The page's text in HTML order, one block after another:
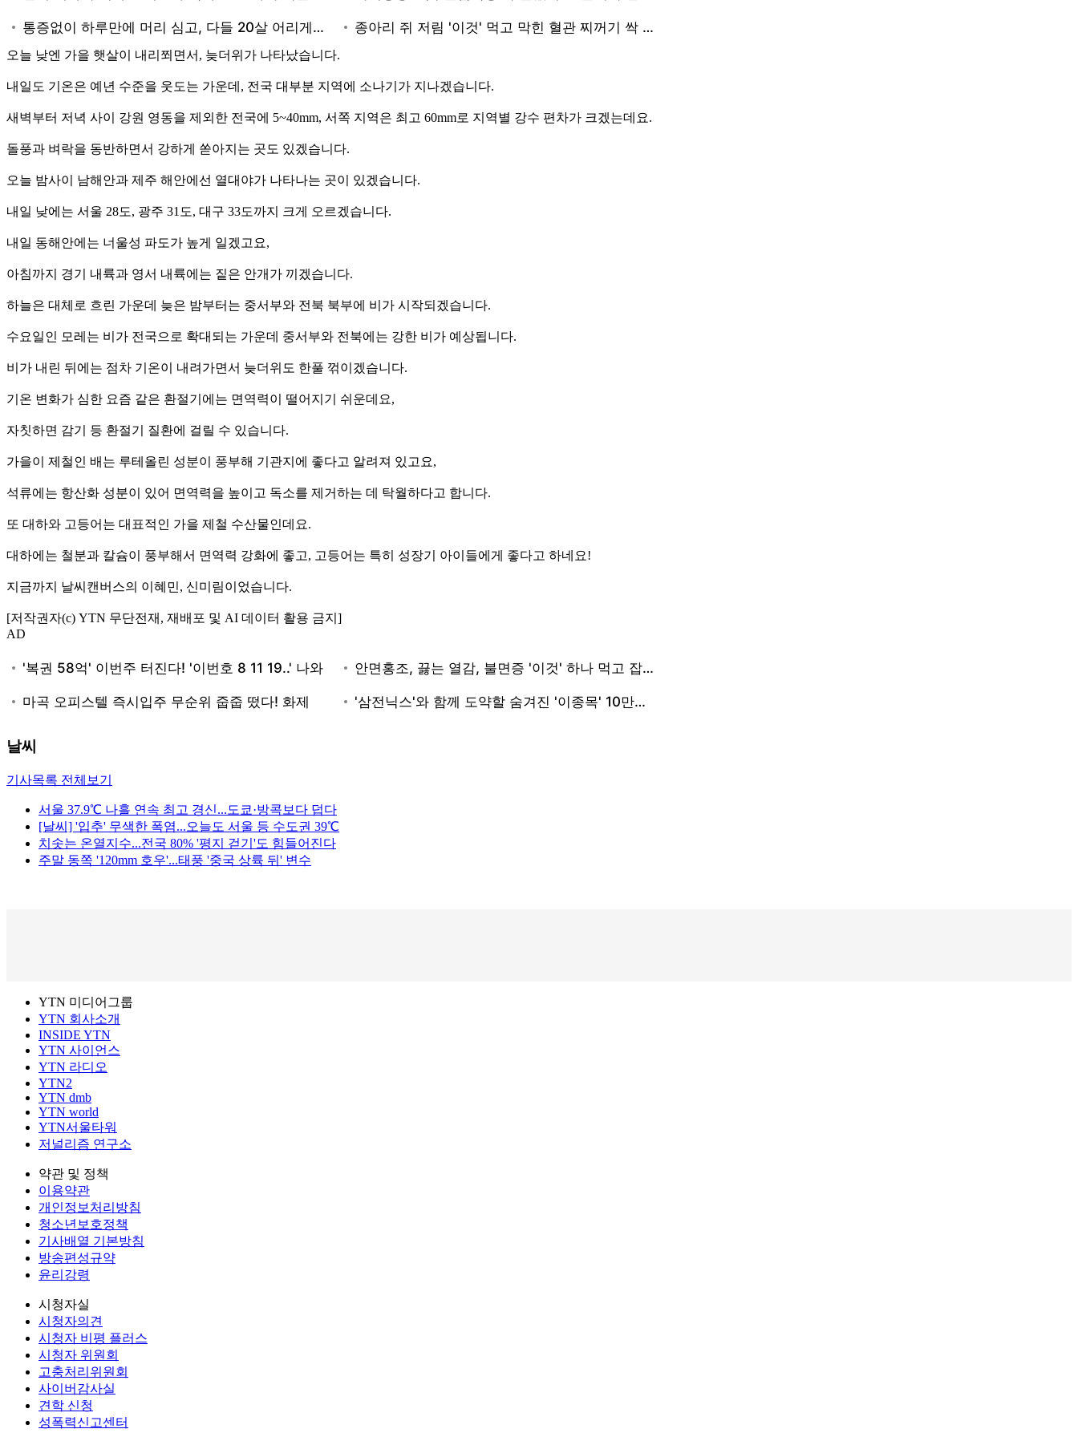
오늘 낮엔 가을 햇살이 내리쬐면서, 늦더위가 나타났습니다.
내일도 기온은 예년 수준을 웃도는 가운데, 전국 대부분 지역에 소나기가 지나겠습니다.
새벽부터 저녁 사이 강원 영동을 제외한 전국에 5~40mm, 서쪽 지역은 최고 60mm로 지역별 강수 편차가 크겠는데요.
돌풍과 벼락을 동반하면서 강하게 쏟아지는 곳도 있겠습니다.
오늘 밤사이 남해안과 제주 해안에선 열대야가 나타나는 곳이 있겠습니다.
내일 낮에는 서울 28도, 광주 31도, 대구 33도까지 크게 오르겠습니다.
내일 동해안에는 너울성 파도가 높게 일겠고요,
아침까지 경기 내륙과 영서 내륙에는 짙은 안개가 끼겠습니다.
하늘은 대체로 흐린 가운데 늦은 밤부터는 중서부와 전북 북부에 비가 시작되겠습니다.
수요일인 모레는 비가 전국으로 확대되는 가운데 중서부와 전북에는 강한 비가 예상됩니다.
비가 내린 뒤에는 점차 기온이 내려가면서 늦더위도 한풀 꺾이겠습니다.
기온 변화가 심한 요즘 같은 환절기에는 면역력이 떨어지기 쉬운데요,
자칫하면 감기 등 환절기 질환에 걸릴 수 있습니다.
가을이 제철인 배는 루테올린 성분이 풍부해 기관지에 좋다고 알려져 있고요,
석류에는 항산화 성분이 있어 면역력을 높이고 독소를 제거하는 데 탁월하다고 합니다.
또 대하와 고등어는 대표적인 가을 제철 수산물인데요.
대하에는 철분과 칼슘이 풍부해서 면역력 강화에 좋고, 고등어는 특히 성장기 아이들에게 좋다고 하네요!
지금까지 날씨캔버스의 이혜민, 신미림이었습니다.
[저작권자(c) YTN 무단전재, 재배포 및 AI 데이터 활용 금지]
AD
날씨
기사목록 전체보기
서울 37.9℃ 나흘 연속 최고 경신...도쿄·방콕보다 덥다
[날씨] '입추' 무색한 폭염...오늘도 서울 등 수도권 39℃
치솟는 온열지수...전국 80% '평지 걷기'도 힘들어진다
주말 동쪽 '120mm 호우'...태풍 '중국 상륙 뒤' 변수
YTN 미디어그룹
YTN 회사소개
INSIDE YTN
YTN 사이언스
YTN 라디오
YTN2
YTN dmb
YTN world
YTN서울타워
저널리즘 연구소
약관 및 정책
이용약관
개인정보처리방침
청소년보호정책
기사배열 기본방침
방송편성규약
윤리강령
시청자실
시청자의견
시청자 비평 플러스
시청자 위원회
고충처리위원회
사이버감사실
견학 신청
성폭력신고센터